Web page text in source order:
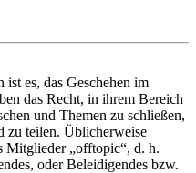
es, das Geschehen im
das Recht, in ihrem Bereich
und Themen zu schließen,
zu teilen. Üblicherweise
Mitglieder „offtopic“, d. h.
oder Beleidigendes bzw.